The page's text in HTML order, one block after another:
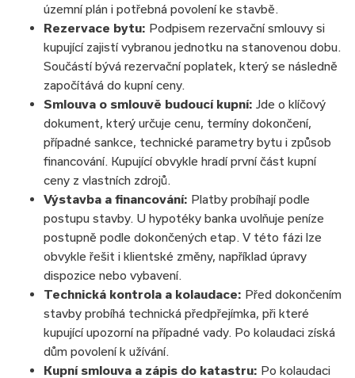
územní plán i potřebná povolení ke stavbě.
Rezervace bytu: Podpisem rezervační smlouvy si
kupující zajistí vybranou jednotku na stanovenou dobu.
Součástí bývá rezervační poplatek, který se následně
započítává do kupní ceny.
Smlouva o smlouvě budoucí kupní: Jde o klíčový
dokument, který určuje cenu, termíny dokončení,
případné sankce, technické parametry bytu i způsob
financování. Kupující obvykle hradí první část kupní
ceny z vlastních zdrojů.
Výstavba a financování: Platby probíhají podle
postupu stavby. U hypotéky banka uvolňuje peníze
postupně podle dokončených etap. V této fázi lze
obvykle řešit i klientské změny, například úpravy
dispozice nebo vybavení.
Technická kontrola a kolaudace: Před dokončením
stavby probíhá technická předpřejímka, při které
kupující upozorní na případné vady. Po kolaudaci získá
dům povolení k užívání.
Kupní smlouva a zápis do katastru: Po kolaudaci